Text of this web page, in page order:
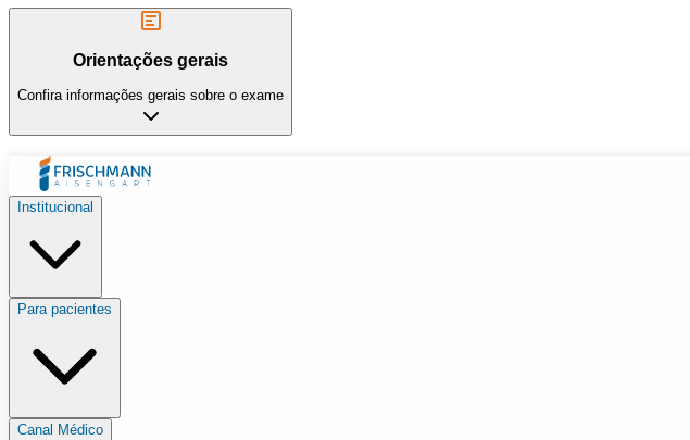
Orientações gerais
Confira informações gerais sobre o exame
Institucional
Para pacientes
Canal Médico